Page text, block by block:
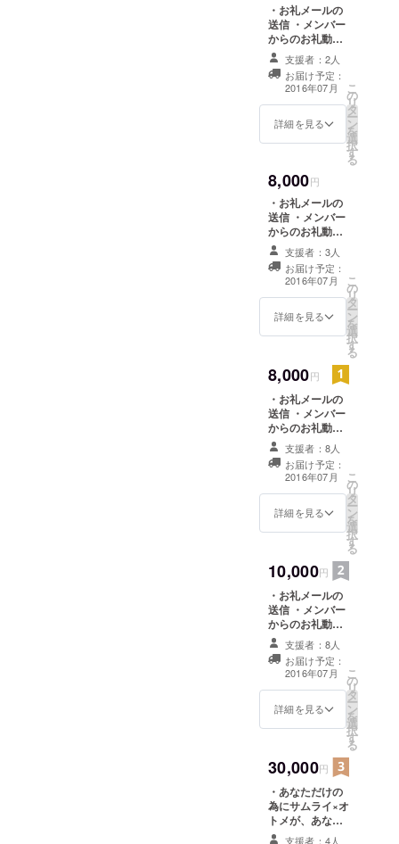
・お礼メールの
送信 ・メンバー
からのお礼動画
の送信 ・メン
バーからのお礼
の直筆お手紙 ・
限定撮り下ろし
サイン入りブロ
マイド1枚プレゼ
ち、ランダムで1
枚のプレゼント
となります。
支援者：2人
お届け予定：
2016年07月
詳細を見る
こ
の
リ
タ
ー
ン
を
選
択
す
る
8,000円
・お礼メールの
送信 ・メンバー
からのお礼動画
の送信 ・指定の
メンバー１人か
らのボイス入り
目覚まし時計
支援者：3人
お届け予定：
2016年07月
詳細を見る
こ
の
リ
タ
ー
ン
を
選
択
す
る
8,000円
・お礼メールの
送信 ・メンバー
からのお礼動画
の送信 ・メン
バーからのお礼
の直筆お手紙 ・
ご指定のメン
バー1名から送
る、あなたへの
イド3枚セットプ
レゼント ※ブロ
マイドは全3種を
各1枚ずつのプレ
ゼントとなりま
す。
支援者：8人
お届け予定：
2016年07月
詳細を見る
こ
の
リ
タ
ー
ン
を
選
択
す
る
10,000円
・お礼メールの
送信 ・メンバー
からのお礼動画
の送信 ・メン
バーからのお礼
の直筆お手紙 ・
限定撮り下ろし
サイン入りブロ
マイド3枚セット
ロマイドは全3種
を各1枚ずつのプ
レゼントとなり
ます。 ・ライブ
会場にて衣装姿
のメンバー全員
とのハーレム
チェキ券1枚
支援者：8人
お届け予定：
2016年07月
詳細を見る
こ
の
リ
タ
ー
ン
を
選
択
す
る
30,000円
・あなただけの
為にサムライ×オ
トメが、あなた
がカバーして欲
支援者：4人